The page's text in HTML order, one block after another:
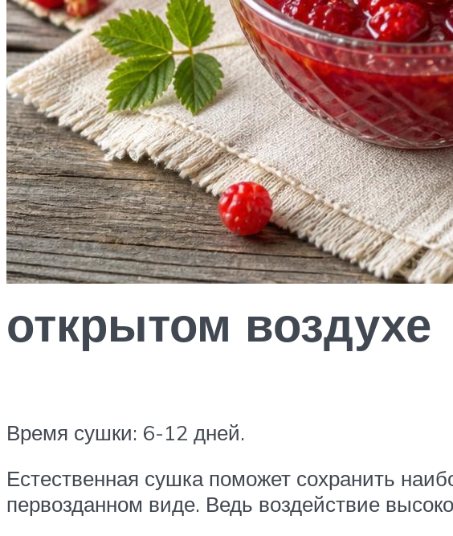
открытом воздухе
Время сушки: 6-12 дней.
Естественная сушка поможет сохранить
первозданном виде. Ведь воздействие